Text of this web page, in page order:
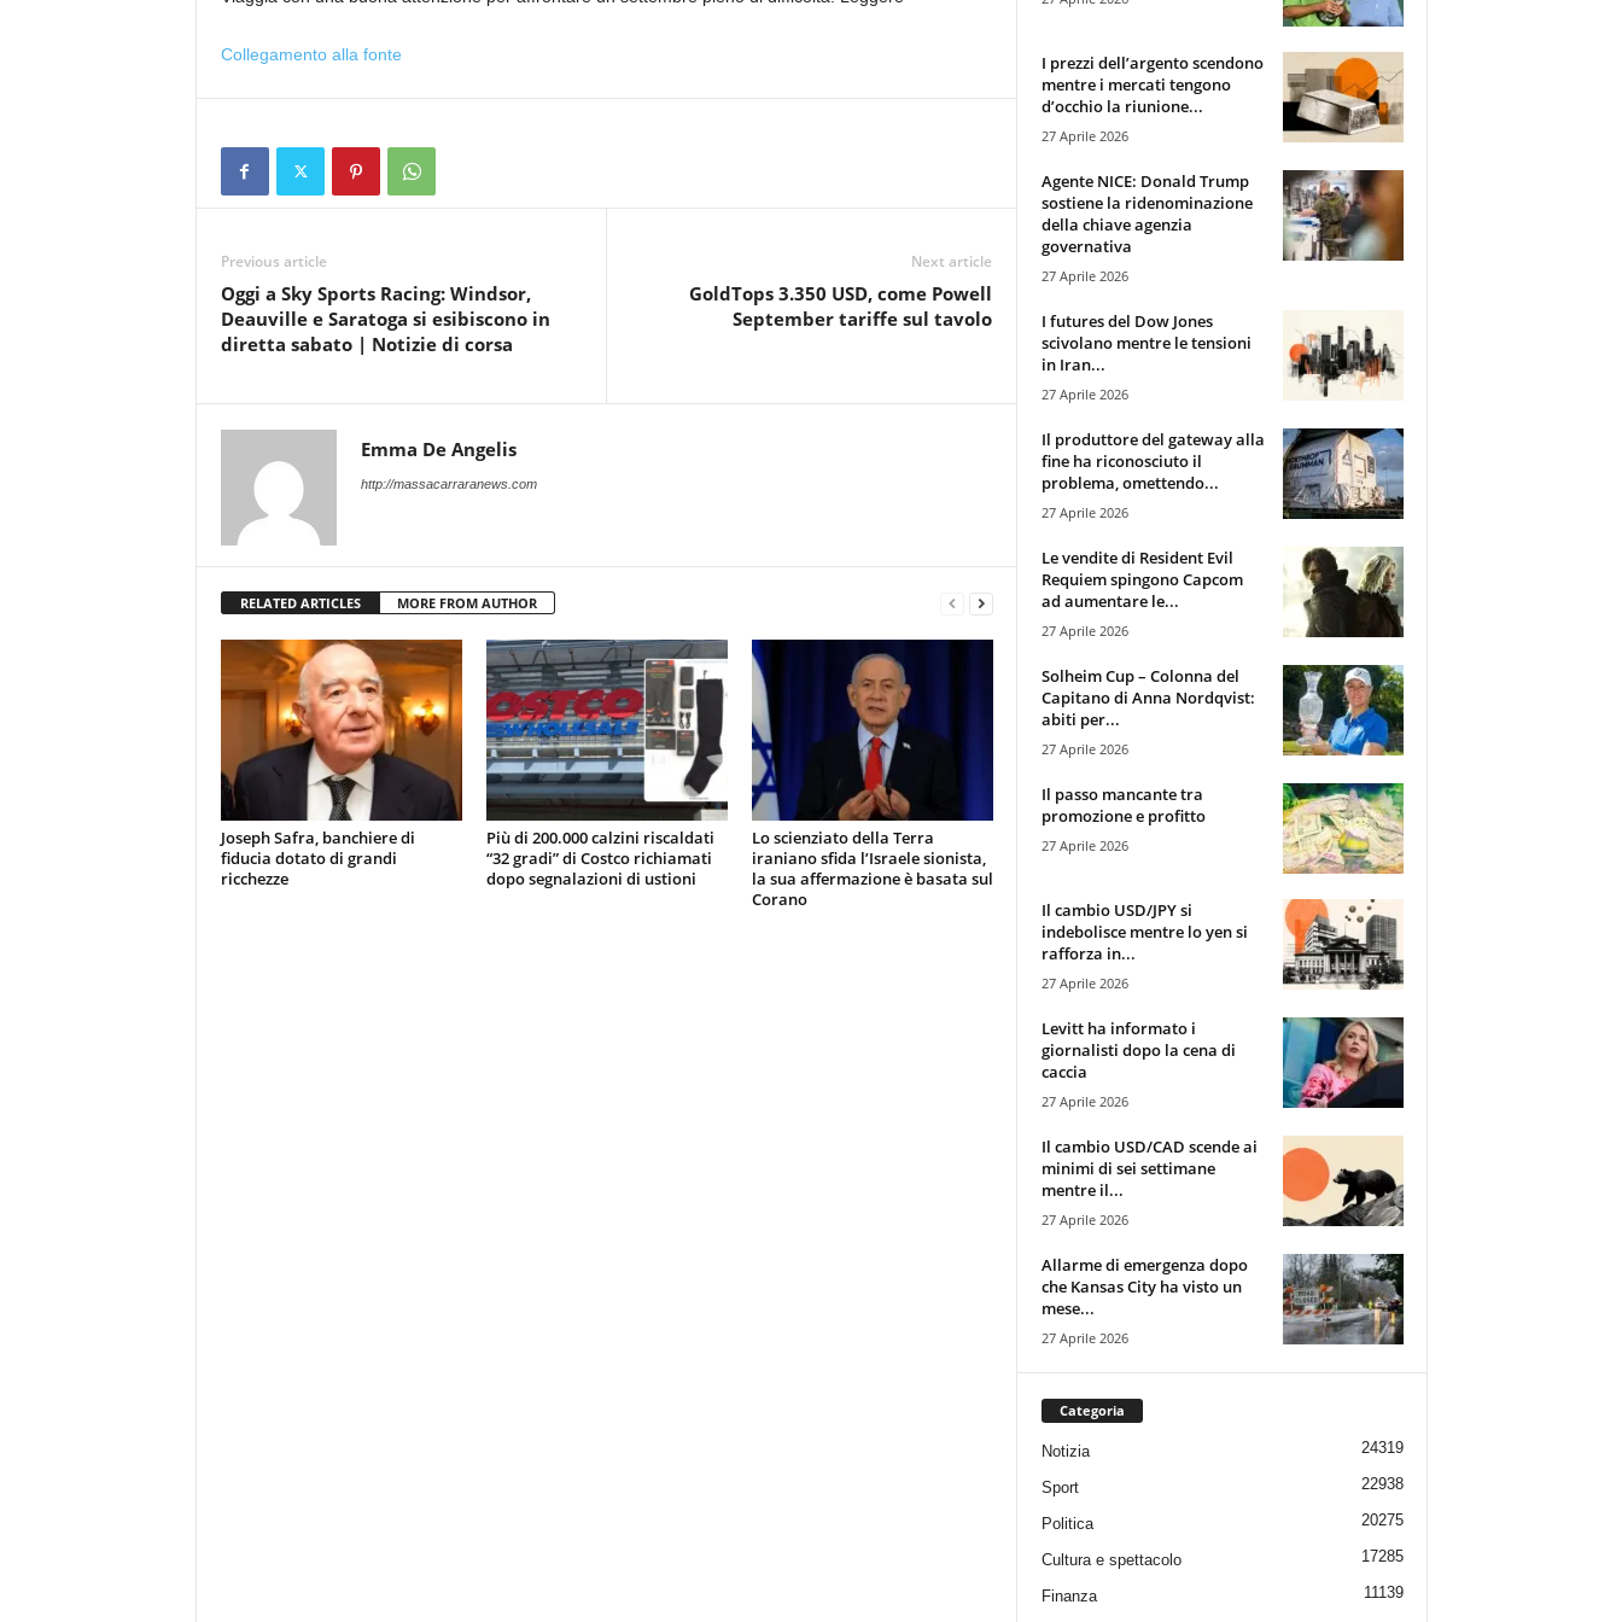
Collegamento alla fonte
Previous article
Oggi a Sky Sports Racing: Windsor,
Deauville e Saratoga si esibiscono in
diretta sabato | Notizie di corsa
Next article
GoldTops 3.350 USD, come Powell
September tariffe sul tavolo
Emma De Angelis
http://massacarraranews.com
RELATED ARTICLES MORE FROM AUTHOR
Joseph Safra, banchiere di
fiducia dotato di grandi
ricchezze
Più di 200.000 calzini riscaldati
“32 gradi” di Costco richiamati
dopo segnalazioni di ustioni
Lo scienziato della Terra
iraniano sfida l’Israele sionista,
la sua affermazione è basata sul
Corano
I prezzi dell’argento scendono
mentre i mercati tengono
d’occhio la riunione...
27 Aprile 2026
Agente NICE: Donald Trump
sostiene la ridenominazione
della chiave agenzia
governativa
27 Aprile 2026
I futures del Dow Jones
scivolano mentre le tensioni
in Iran...
27 Aprile 2026
Il produttore del gateway alla
fine ha riconosciuto il
problema, omettendo...
27 Aprile 2026
Le vendite di Resident Evil
Requiem spingono Capcom
ad aumentare le...
27 Aprile 2026
Solheim Cup – Colonna del
Capitano di Anna Nordqvist:
abiti per...
27 Aprile 2026
Il passo mancante tra
promozione e profitto
27 Aprile 2026
Il cambio USD/JPY si
indebolisce mentre lo yen si
rafforza in...
27 Aprile 2026
Levitt ha informato i
giornalisti dopo la cena di
caccia
27 Aprile 2026
Il cambio USD/CAD scende ai
minimi di sei settimane
mentre il...
27 Aprile 2026
Allarme di emergenza dopo
che Kansas City ha visto un
mese...
27 Aprile 2026
Categoria
Notizia 24319
Sport 22938
Politica 20275
Cultura e spettacolo 17285
Finanza
11139